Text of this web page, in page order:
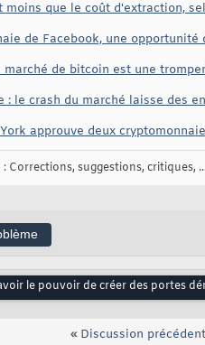
moins que le coût d'extraction,
de Facebook, une
de bitcoin est une
: le crash du marché laisse des
approuve deux
Corrections, suggestions, critiques,
le pouvoir de créer des portes
« Discussion